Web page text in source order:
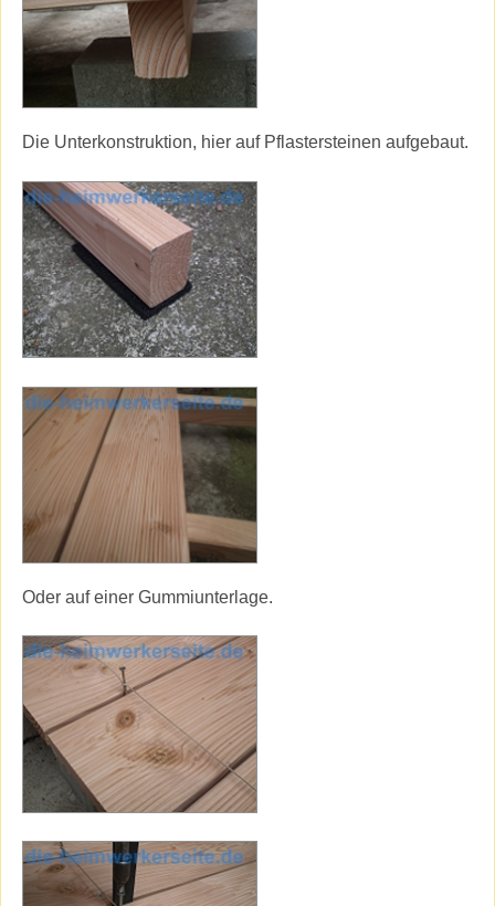
Die Unterkonstruktion, hier auf Pflastersteinen aufgebaut.
Oder auf einer Gummiunterlage.